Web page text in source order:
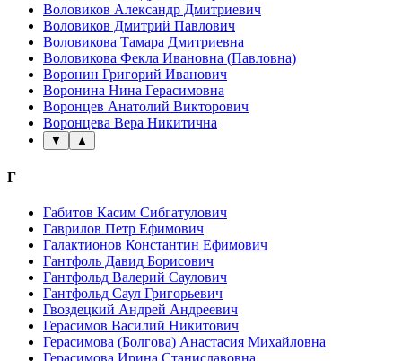
Воловиков Александр Дмитриевич
Воловиков Дмитрий Павлович
Воловикова Тамара Дмитриевна
Воловикова Фекла Ивановна (Павловна)
Воронин Григорий Иванович
Воронина Нина Герасимовна
Воронцев Анатолий Викторович
Воронцева Вера Никитична
▼ ▲
Г
Габитов Касим Сибгатулович
Гаврилов Петр Ефимович
Галактионов Константин Ефимович
Гантфоль Давид Борисович
Гантфольд Валерий Саулович
Гантфольд Саул Григорьевич
Гвоздецкий Андрей Андреевич
Герасимов Василий Никитович
Герасимова (Болгова) Анастасия Михайловна
Герасимова Ирина Станиславовна